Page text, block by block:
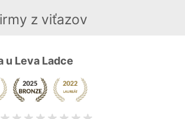
z viťazov
u Leva Ladce